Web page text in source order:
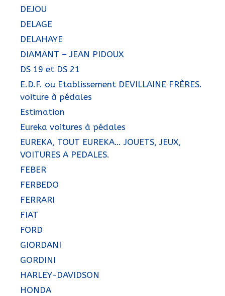
DEJOU
DELAGE
DELAHAYE
DIAMANT – JEAN PIDOUX
DS 19 et DS 21
E.D.F. ou Etablissement DEVILLAINE FRÈRES.
voiture à pédales
Estimation
Eureka voitures à pédales
EUREKA, TOUT EUREKA… JOUETS, JEUX,
VOITURES A PEDALES.
FEBER
FERBEDO
FERRARI
FIAT
FORD
GIORDANI
GORDINI
HARLEY-DAVIDSON
HONDA